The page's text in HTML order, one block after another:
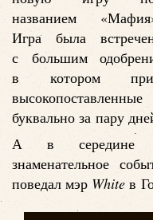
названием
Игра была
с большим
в котором
буквально за пару
А в середине
знаменательное
поведал мэр White в